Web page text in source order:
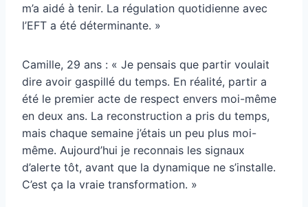
m’a aidé à tenir. La régulation quotidienne avec
l’EFT a été déterminante. »
Camille, 29 ans : « Je pensais que partir voulait
dire avoir gaspillé du temps. En réalité, partir a
été le premier acte de respect envers moi-même
en deux ans. La reconstruction a pris du temps,
mais chaque semaine j’étais un peu plus moi-
même. Aujourd’hui je reconnais les signaux
d’alerte tôt, avant que la dynamique ne s’installe.
C’est ça la vraie transformation. »